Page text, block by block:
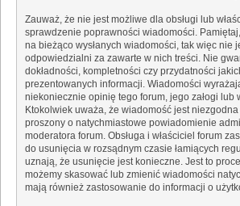
Zauważ, że nie jest możliwe dla obsługi lub
sprawdzenie poprawności wiadomości.
na bieżąco wysłanych wiadomości, tak więc nie
odpowiedzialni za zawarte w nich treści. Nie
dokładności, kompletności czy przydatności
prezentowanych informacji. Wiadomości
niekoniecznie opinię tego forum, jego załogi lub
Ktokolwiek uważa, że wiadomość jest
proszony o natychmiastowe powiadomienie
moderatora forum. Obsługa i właściciel forum
do usunięcia w rozsądnym czasie łamiących
uznają, że usunięcie jest konieczne. Jest to
możemy skasować lub zmienić wiadomości
mają również zastosowanie do informacji o